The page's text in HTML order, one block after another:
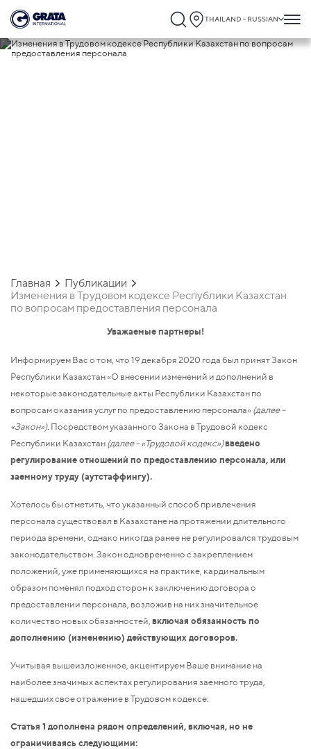
THAILAND - RUSSIAN
Главная
Публикации
Изменения в Трудовом кодексе Республики Казахстан
по вопросам предоставления персонала
Уважаемые партнеры!
Информируем Вас о том, что 19 декабря 2020 года был принят Закон
Республики Казахстан «О внесении изменений и дополнений в
некоторые законодательные акты Республики Казахстан по
вопросам оказания услуг по предоставлению персонала» (далее –
«Закон»). Посредством указанного Закона в Трудовой кодекс
Республики Казахстан(далее – «Трудовой кодекс»)введено
регулирование отношений по предоставлению персонала, или
заемному труду (аутстаффингу).
Хотелось бы отметить, что указанный способ привлечения
персонала существовал в Казахстане на протяжении длительного
периода времени, однако никогда ранее не регулировался трудовым
законодательством. Закон одновременно с закреплением
положений, уже применяющихся на практике, кардинальным
образом поменял подход сторон к заключению договора о
предоставлении персонала, возложив на них значительное
количество новых обязанностей, включая обязанность по
дополнению (изменению) действующих договоров.
Учитывая вышеизложенное, акцентируем Ваше внимание на
наиболее значимых аспектах регулирования заемного труда,
нашедших свое отражение в Трудовом кодексе:
Статья 1 дополнена рядом определений, включая, но не
ограничиваясь следующими: